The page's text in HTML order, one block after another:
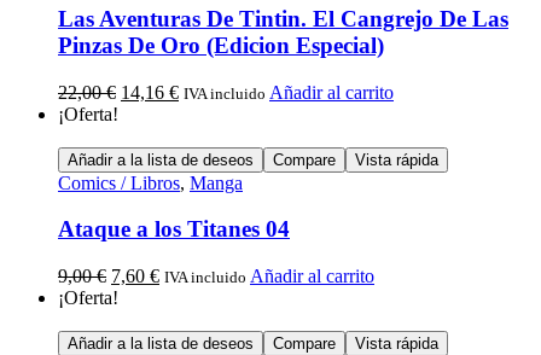
Las Aventuras De Tintin. El Cangrejo De Las
Pinzas De Oro (Edicion Especial)
22,00€ 14,16 € IVA incluido Añadir al carrito
¡Oferta!
Añadir a la lista de deseos Compare Vista rápida
Comics / Libros, Manga
Ataque a los Titanes 04
9,00€ 7,60 € IVA incluido Añadir al carrito
¡Oferta!
Añadir a la lista de deseos Compare Vista rápida